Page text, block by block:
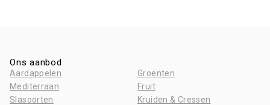
Ons aanbod
Aardappelen
Groenten
Mediterraan
Fruit
Slasoorten
Kruiden & Cressen